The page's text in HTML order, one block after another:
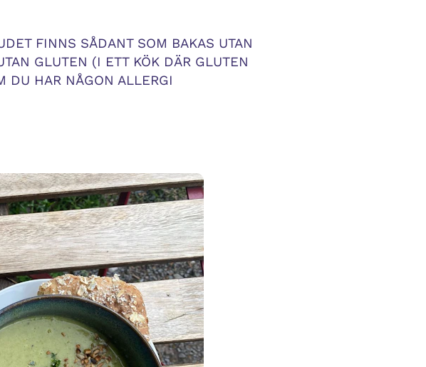
FINNS SÅDANT SOM BAKAS UTAN
GLUTEN (I ETT KÖK DÄR GLUTEN
DU HAR NÅGON ALLERGI